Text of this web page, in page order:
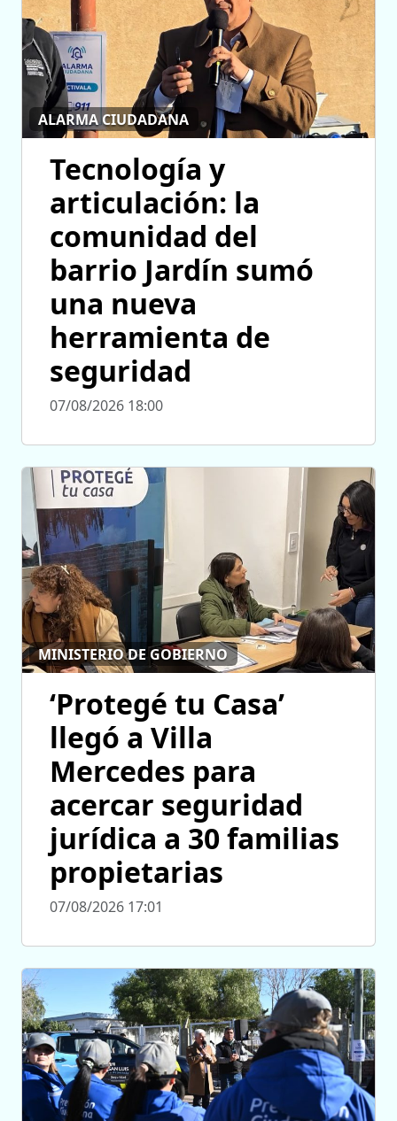
ALARMA CIUDADANA
Tecnología y
articulación: la
comunidad del
barrio Jardín sumó
una nueva
herramienta de
seguridad
07/08/2026 18:00
MINISTERIO DE GOBIERNO
‘Protegé tu Casa’
llegó a Villa
Mercedes para
acercar seguridad
jurídica a 30 familias
propietarias
07/08/2026 17:01